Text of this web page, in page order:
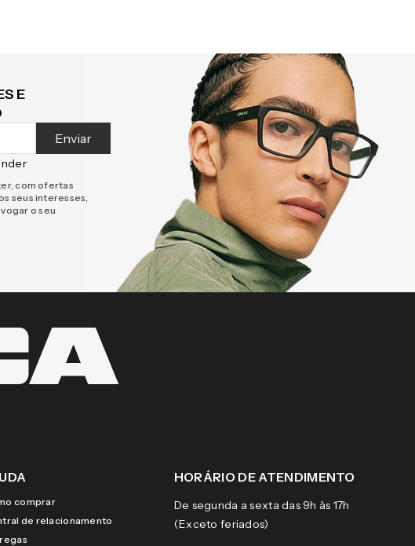
E
Enviar
com ofertas
seus interesses,
o seu
comprar
de relacionamento
HORÁRIO DE ATENDIMENTO
De segunda a sexta das 9h às 17h
(Exceto feriados)